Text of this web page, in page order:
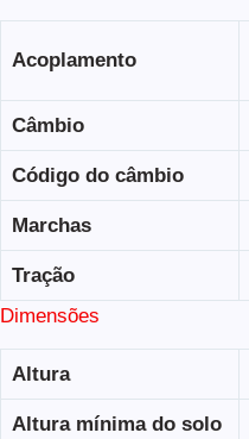
Acoplamento
Câmbio
Código do câmbio
Marchas
Tração
Dimensões
Altura
Altura mínima do solo